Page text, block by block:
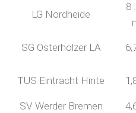
LG Nordheide
8
SG Osterholzer LA
TUS Eintracht Hinte
SV Werder Bremen